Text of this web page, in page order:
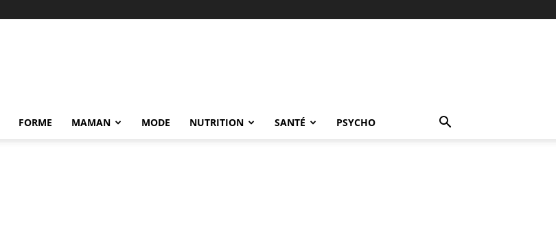
FORME MAMAN MODE NUTRITION SANTÉ PSYCHO